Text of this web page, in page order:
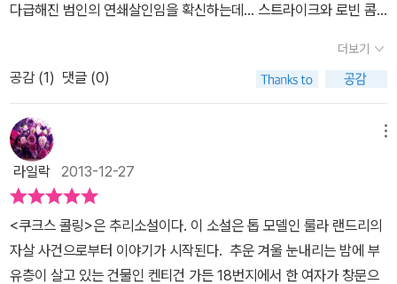
다급해진 범인의 연쇄살인임을 확신하는데... 스트라이크와 로빈 콤
황들이 난무하는 가운데 스트라이크는 단서를 모아 진실에 접근하기
시작한다. 룰라를 둘러싼 복잡한 인간관계들이 파헤쳐 지는데 유명인
사일수록 피상적인 관계가 아닌 진정한 관계에 있는 경우가 드물다는
사실을 확인할 수 있었다. 게다가 룰라는 입양아라 입양된 집에서도
정상적인 사랑을 받지 못하고 자신의 친부모를 찾지만 그쪽도 역시
제대로 된 가족이라 할 수 없었다. 그런 가운데 룰라의 막대한 재산에
대한 유언장의 존재를 알고 있던 로셸마저 죽은 채로 발견되고 스트
라이크는 범인과의 최후의 일전을 치르게 된다. 사실 범인을 논리적
으로 추리해보진 못해는데 이 사람이 범인이면 정말 반전이겠다고 생
더보기
공감 (1) 댓글 (0)
라일락 2013-12-27
<쿠크스 콜링>은 추리소설이다. 이 소설은 톱 모델인 룰라 랜드리의
자살 사건으로부터 이야기가 시작된다. 추운 겨울 눈내리는 밤에 부
유층이 살고 있는 건물인 켄티건 가든 18번지에서 한 여자가 창문으